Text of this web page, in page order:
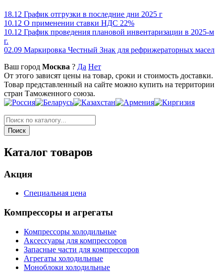
18.12 График отгрузки в последние дни 2025 г
10.12 О применении ставки НДС 22%
10.12 График проведения плановой инвентаризации в 2025-м
г.
02.09 Маркировка Честный Знак для рефрижераторных масел
Ваш город Москва ? Да Нет
От этого зависят цены на товар, сроки и стоимость доставки.
Товар представленный на сайте можно купить на территории
стран Таможенного союза.
Каталог товаров
Акция
Специальная цена
Компрессоры и агрегаты
Компрессоры холодильные
Аксессуары для компрессоров
Запасные части для компрессоров
Агрегаты холодильные
Моноблоки холодильные